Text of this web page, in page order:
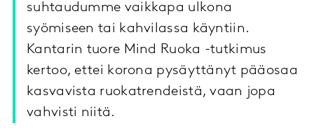
suhtaudumme vaikkapa ulkona
syömiseen tai kahvilassa käyntiin.
Kantarin tuore Mind Ruoka -tutkimus
kertoo, ettei korona pysäyttänyt pääosaa
kasvavista ruokatrendeistä, vaan jopa
vahvisti niitä.